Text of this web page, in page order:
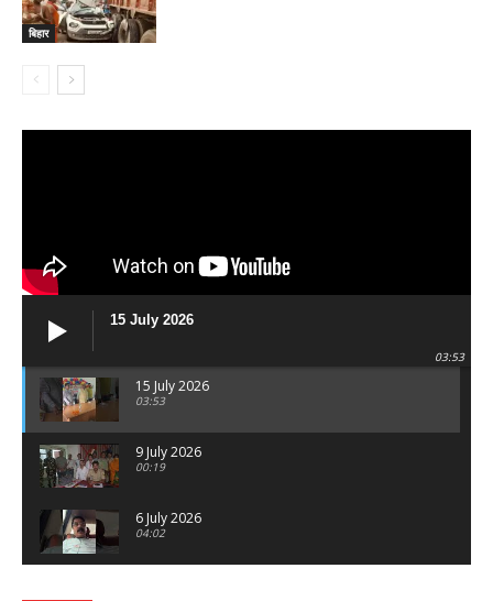
बिहार
15 July 2026
03:53
15 July 2026
03:53
9 July 2026
00:19
6 July 2026
04:02